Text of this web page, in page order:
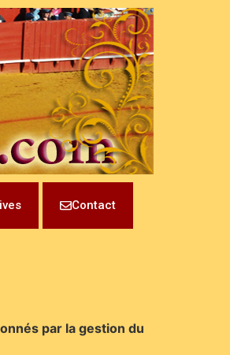
Contact
par la gestion du